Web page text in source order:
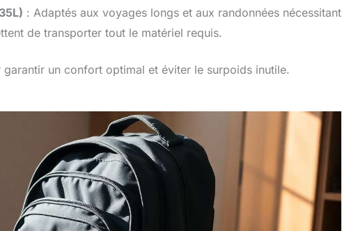
: Adaptés aux voyages longs et aux randonnées nécessitant
de transporter tout le matériel requis.
un confort optimal et éviter le surpoids inutile.